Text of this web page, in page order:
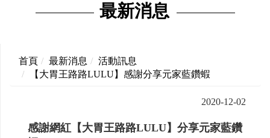
最新消息
首頁 最新消息
活動訊息
【大胃王路路LULU】感謝分享元家藍鑽蝦
2020-12-02
感謝網紅【大胃王路路LULU】分享元家藍鑽